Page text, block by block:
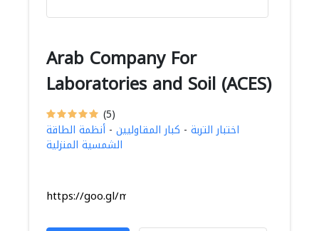
Arab Company For
Laboratories and Soil (ACES)
(5)
اختبار التربة - كبار المقاوليين - أنظمة الطاقة
الشمسية المنزلية
https://goo.gl/maps/kLiGUa8oZHWx3sCi7